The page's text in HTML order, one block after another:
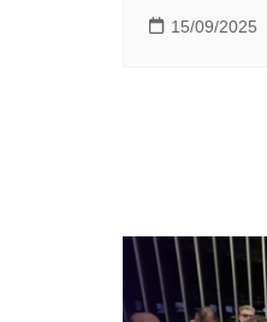
15/09/2025